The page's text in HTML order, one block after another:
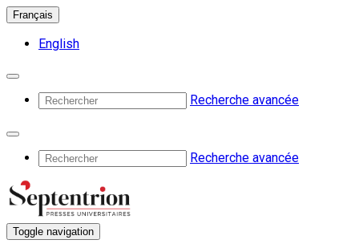
Français
English
Recherche avancée
Recherche avancée
Toggle navigation